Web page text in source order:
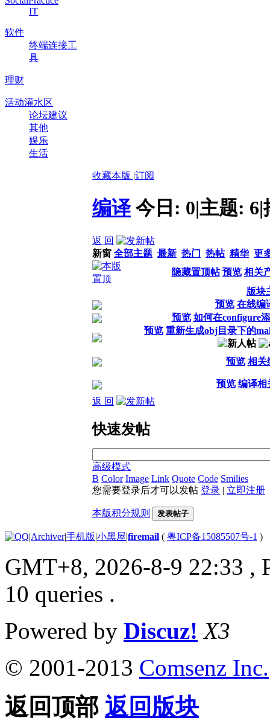
IT
软件
终端连接工
具
理财
活动灌水区
论坛建议
其他
娱乐
生活
收藏本版 |订阅
编译 今日: 0|主题: 6|
返 回
新窗 全部主题 最新 热门 热帖 精华 更
隐藏置顶帖 预览 相关
版块
预览 在线编
预览 如何在configure
预览 重新生成obj目录下的
预览 相关
预览 编译相
返 回
快速发帖
高级模式
B Color Image Link Quote Code Smilies
您需要登录后才可以发帖 登录 | 立即注册
本版积分规则 发表帖子
|Archiver|手机版|小黑屋|firemail ( 粤ICP备15085507号-1 )
GMT+8, 2026-8-9 22:33 ,
10 queries .
Powered by Discuz! X3
© 2001-2013 Comsenz Inc.
返回顶部 返回版块